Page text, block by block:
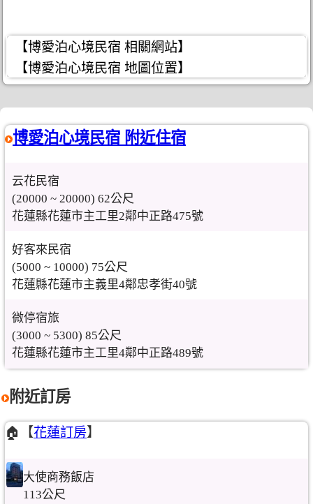
【博愛泊心境民宿 相關網站】
【博愛泊心境民宿 地圖位置】
博愛泊心境民宿 附近住宿
云花民宿
(20000 ~ 20000) 62公尺
花蓮縣花蓮市主工里2鄰中正路475號
好客來民宿
(5000 ~ 10000) 75公尺
花蓮縣花蓮市主義里4鄰忠孝街40號
微停宿旅
(3000 ~ 5300) 85公尺
花蓮縣花蓮市主工里4鄰中正路489號
附近訂房
🏠【花蓮訂房】
大使商務飯店
113公尺